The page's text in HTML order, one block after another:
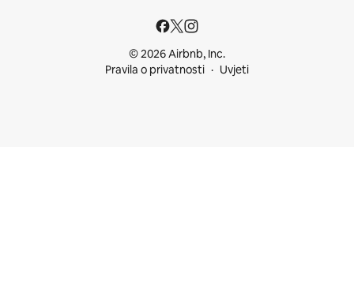
© 2026 Airbnb, Inc.
Pravila o privatnosti
Uvjeti